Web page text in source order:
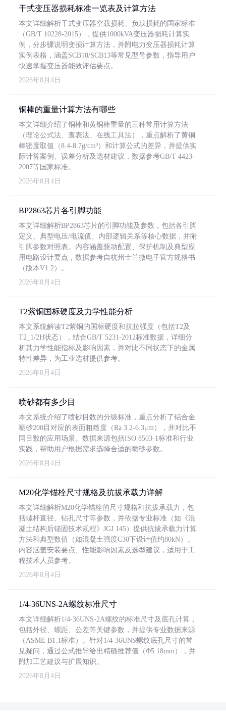
干式变压器损耗标准一览表及计算方法
本文详细解析干式变压器空载损耗、负载损耗的国家标准
（GB/T 10228-2015），提供1000kVA变压器损耗计算实
例，分步骤说明变损计算方法，并附电力变压器损耗计算
实例表格，涵盖SCB10/SCB13等常见型号参数，指导用户
快速掌握变压器能效评估要点。
2026年8月4日
铜棒的重量计算方法有哪些
本文详细介绍了铜棒和黄铜棒重量的三种常用计算方法
（理论公式法、查表法、在线工具法），重点解析了黄铜
棒密度取值（8.4-8.7g/cm³）和计算公式的差异，并提供实
际计算案例、误差分析及选材建议，数据参考GB/T 4423-
2007等国家标准。
2026年8月4日
BP2863芯片各引脚功能
本文详细解析BP2863芯片的引脚功能及参数，包括各引脚
定义、典型电压/电流值、内部逻辑关系等核心数据，并附
引脚参数对照表。内容涵盖驱动配置、保护机制及典型应
用电路设计要点，数据参考自杭州士兰微电子官方规格书
（版本V1.2）。
2026年8月4日
T2紫铜国标硬度及力学性能分析
本文系统解读T2紫铜的国标硬度和抗拉强度（包括T2及
T2_1/2H状态），结合GB/T 5231-2012标准数据，详细分
析其力学性能指标及影响因素，并对比不同状态下的金属
特性差异，为工业选材提供参考。
2026年8月4日
喷砂都有多少目
本文系统介绍了喷砂目数的分级标准，重点分析了铝合金
喷砂200目对应的表面粗糙度（Ra 3.2-6.3μm），并对比不
同目数的应用场景。数据来源包括ISO 8503-1标准和行业
实践，帮助用户根据需求选择合适的喷砂参数。
2026年8月4日
M20化学锚栓尺寸规格及抗拔承载力详解
本文详细解析M20化学锚栓的尺寸规格和抗拔承载力，包
括螺杆直径、钻孔尺寸等参数，并依据专业标准（如《混
凝土结构后锚固技术规程》JGJ 145）提供抗拔承载力计算
方法和典型数值（如混凝土强度C30下设计值约80kN）。
内容涵盖安装要点、性能影响因素及选型建议，适用于工
程技术人员参考。
2026年8月4日
1/4-36UNS-2A螺纹标准尺寸
本文详细解析1/4-36UNS-2A螺纹的标准尺寸及底孔计算，
包括外径、螺距、公差等关键参数，并提供专业数据来源
（ASME B1.1标准）。针对1/4-36UNS螺纹底孔尺寸的常
见疑问，通过公式推导给出精确推荐值（Φ5.18mm），并
附加工艺建议与扩展知识。
2026年8月4日